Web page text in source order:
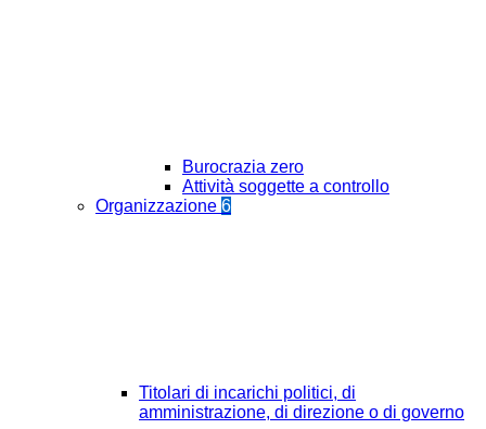
Burocrazia zero
Attività soggette a controllo
Organizzazione 6
Titolari di incarichi politici, di
amministrazione, di direzione o di governo